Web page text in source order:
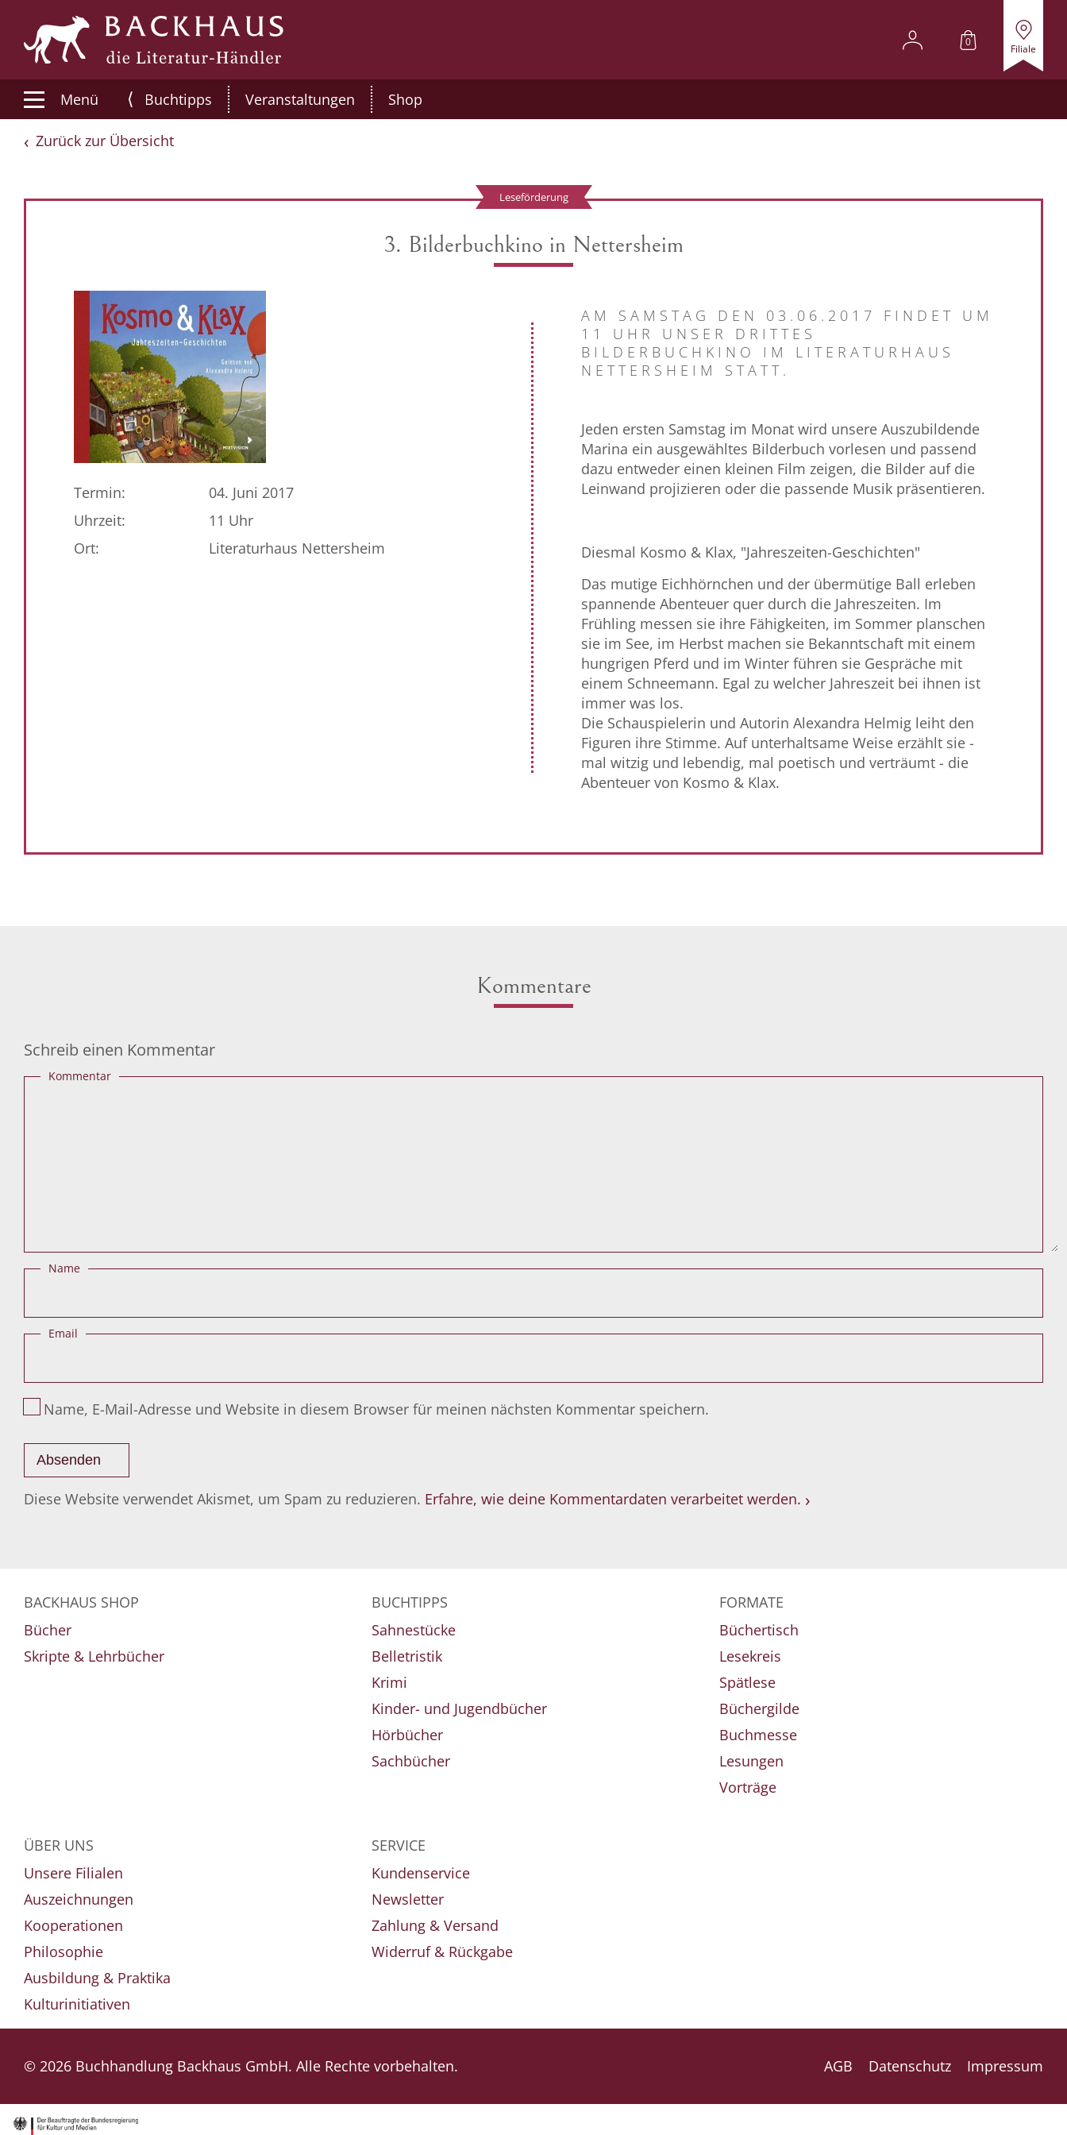
0
Filiale
Menü ⟨ Buchtipps Veranstaltungen Shop
Zurück zur Übersicht
Leseförderung
3. Bilderbuchkino in Nettersheim
Termin:
04. Juni 2017
Uhrzeit:
11 Uhr
Ort:
Literaturhaus Nettersheim
AM SAMSTAG DEN 03.06.2017 FINDET UM
11 UHR UNSER DRITTES
BILDERBUCHKINO IM LITERATURHAUS
NETTERSHEIM STATT.
Jeden ersten Samstag im Monat wird unsere Auszubildende
Marina ein ausgewähltes Bilderbuch vorlesen und passend
dazu entweder einen kleinen Film zeigen, die Bilder auf die
Leinwand projizieren oder die passende Musik präsentieren.
Diesmal Kosmo & Klax, "Jahreszeiten-Geschichten"
Das mutige Eichhörnchen und der übermütige Ball erleben
spannende Abenteuer quer durch die Jahreszeiten. Im
Frühling messen sie ihre Fähigkeiten, im Sommer planschen
sie im See, im Herbst machen sie Bekanntschaft mit einem
hungrigen Pferd und im Winter führen sie Gespräche mit
einem Schneemann. Egal zu welcher Jahreszeit bei ihnen ist
immer was los.
Die Schauspielerin und Autorin Alexandra Helmig leiht den
Figuren ihre Stimme. Auf unterhaltsame Weise erzählt sie -
mal witzig und lebendig, mal poetisch und verträumt - die
Abenteuer von Kosmo & Klax.
Kommentare
Schreib einen Kommentar
Kommentar
Name
Email
Name, E-Mail-Adresse und Website in diesem Browser für meinen nächsten Kommentar speichern.
Diese Website verwendet Akismet, um Spam zu reduzieren. Erfahre, wie deine Kommentardaten verarbeitet werden.
BACKHAUS SHOP
Bücher
Skripte & Lehrbücher
BUCHTIPPS
Sahnestücke
Belletristik
Krimi
Kinder- und Jugendbücher
Hörbücher
Sachbücher
FORMATE
Büchertisch
Lesekreis
Spätlese
Büchergilde
Buchmesse
Lesungen
Vorträge
ÜBER UNS
Unsere Filialen
Auszeichnungen
Kooperationen
Philosophie
Ausbildung & Praktika
Kulturinitiativen
SERVICE
Kundenservice
Newsletter
Zahlung & Versand
Widerruf & Rückgabe
© 2026 Buchhandlung Backhaus GmbH. Alle Rechte vorbehalten. AGB Datenschutz Impressum